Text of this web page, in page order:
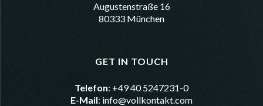
Augustenstraße 16
80333 München
GET IN TOUCH
Telefon: +49 40 5247231-0
E-Mail: info@vollkontakt.com